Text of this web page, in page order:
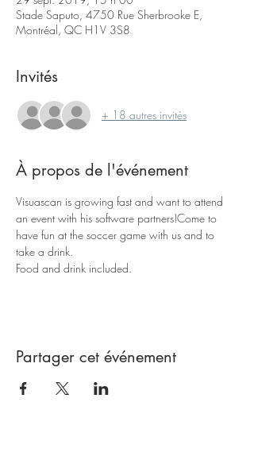
Stade Saputo, 4750 Rue Sherbrooke E,
Montréal, QC H1V 3S8
Invités
+ 18 autres invités
À propos de l'événement
Visuascan is growing fast and want to attend
an event with his software partners!Come to
have fun at the soccer game with us and to
take a drink.
Food and drink included.
Partager cet événement